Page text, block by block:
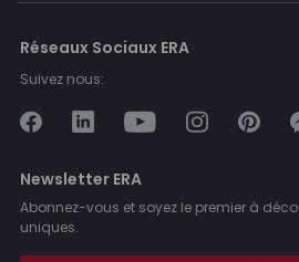
Réseaux Sociaux ERA
Suivez nous:
Newsletter ERA
Abonnez-vous et soyez le premier à
uniques.